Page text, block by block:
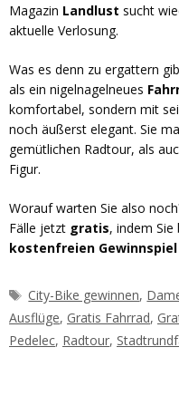
Magazin Landlust sucht
aktuelle Verlosung.
Was es denn zu ergattern
als ein nigelnagelneues
komfortabel, sondern mit
noch äußerst elegant. Sie
gemütlichen Radtour, als
Figur.
Worauf warten Sie also
Fälle jetzt gratis, indem Sie
kostenfreien Gewinnspiel
Schlagwörter
City-Bike gewinnen,
Ausflüge, Gratis Fahrrad,
Pedelec, Radtour,